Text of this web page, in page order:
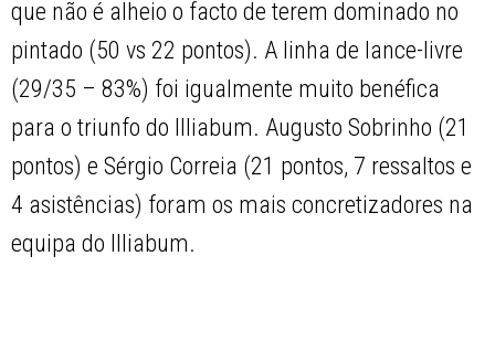
que não é alheio o facto de terem dominado no
pintado (50 vs 22 pontos). A linha de lance-livre
(29/35 – 83%) foi igualmente muito benéfica
para o triunfo do Illiabum. Augusto Sobrinho (21
pontos) e Sérgio Correia (21 pontos, 7 ressaltos e
4 asistências) foram os mais concretizadores na
equipa do Illiabum.